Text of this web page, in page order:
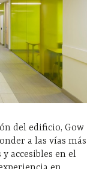
del edificio, Gow
a las vías más
accesibles en el